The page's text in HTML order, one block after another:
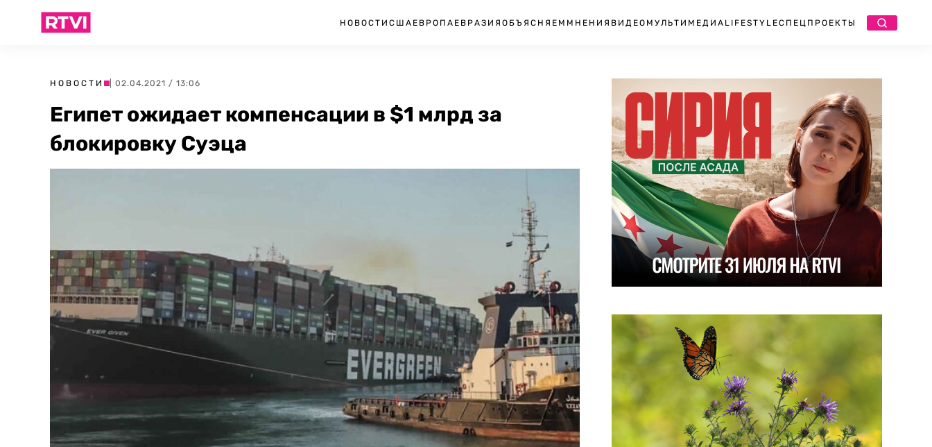
НОВОСТИ США ЕВРОПА ЕВРАЗИЯ ОБЪЯСНЯЕМ МНЕНИЯ ВИДЕО МУЛЬТИМЕДИА LIFESTYLEСПЕЦПРОЕКТЫ
НОВОСТИ | 02.04.2021 / 13:06
Египет ожидает компенсации в $1 млрд за
блокировку Суэца